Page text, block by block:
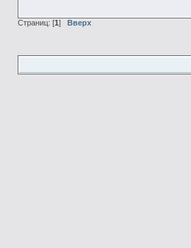
Страниц: [1 ] Вверх